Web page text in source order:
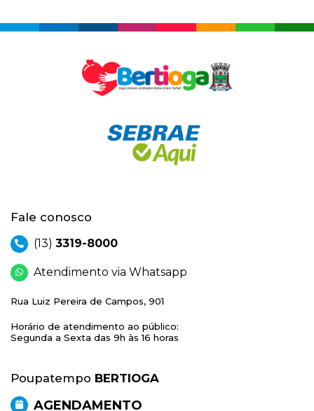
Fale conosco
(13) 3319-8000
Atendimento via Whatsapp
Rua Luiz Pereira de Campos, 901
Horário de atendimento ao público:
Segunda a Sexta das 9h às 16 horas
Poupatempo BERTIOGA
AGENDAMENTO